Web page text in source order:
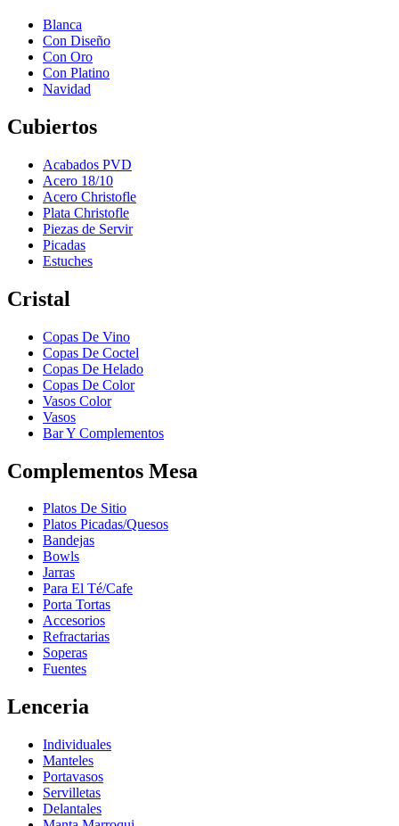
Blanca
Con Diseño
Con Oro
Con Platino
Navidad
Cubiertos
Acabados PVD
Acero 18/10
Acero Christofle
Plata Christofle
Piezas de Servir
Picadas
Estuches
Cristal
Copas De Vino
Copas De Coctel
Copas De Helado
Copas De Color
Vasos Color
Vasos
Bar Y Complementos
Complementos Mesa
Platos De Sitio
Platos Picadas/Quesos
Bandejas
Bowls
Jarras
Para El Té/Cafe
Porta Tortas
Accesorios
Refractarias
Soperas
Fuentes
Lenceria
Individuales
Manteles
Portavasos
Servilletas
Delantales